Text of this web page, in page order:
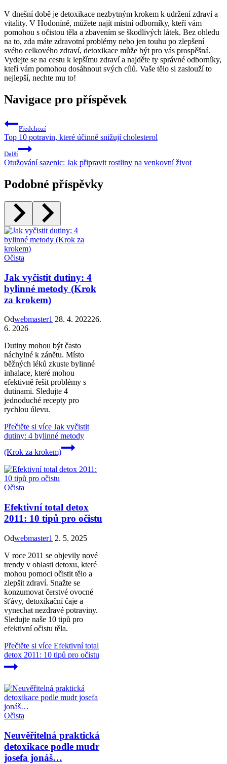
V dnešní době je detoxikace nezbytným krokem k udržení zdraví a
vitality. V Hodoníně, můžete najít místní odborníky, kteří vám
pomohou s očistou těla a zbavením se škodlivých látek. Bez ohledu
na to, zda máte zdravotní problémy nebo jen touhu po zlepšení
svého celkového zdraví, detoxikace může být pro vás prospěšná.
Vydejte se na cestu k lepšímu zdraví a najděte ty správné odborníky,
kteří vám pomohou dosáhnout svých cílů. Vaše tělo si zaslouží to
nejlepší, nechte mu to!
Navigace pro příspěvek
Předchozí
Top 10 potravin, které účinně snižují cholesterol
Další
Otužování sazenic: Jak připravit rostliny na venkovní život
Podobné příspěvky
Očista
Jak vyčistit dutiny: 4
bylinné metody (Krok
za krokem)
Odwebmaster1 28. 4. 202226.
6. 2026
Dutiny mohou být často
náchylné k zánětu. Místo
běžných léků zkuste bylinné
inhalace, které mohou
efektivně řešit problémy s
dutinami. Sledujte 4
jednoduché recepty pro
rychlou úlevu.
Přečtěte si více Jak vyčistit
dutiny: 4 bylinné metody
(Krok za krokem)
Očista
Efektivní total detox
2011: 10 tipů pro očistu
Odwebmaster1 2. 5. 2025
V roce 2011 se objevily nové
trendy v oblasti detoxu, které
mohou pomoci očistit tělo a
zlepšit zdraví. Snažte se
konzumovat čerstvé ovocné
šťávy, detoxikační čaje a
vynechat nezdravé potraviny.
Sledujte naše 10 tipů pro
efektivní očistu těla.
Přečtěte si více Efektivní total
detox 2011: 10 tipů pro očistu
Očista
Neuvěřitelná praktická
detoxikace podle mudr
josefa jonáš…